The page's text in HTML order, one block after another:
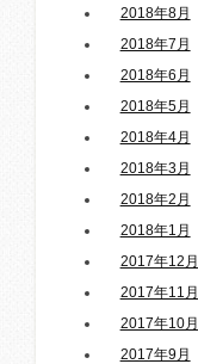
2018年8月
2018年7月
2018年6月
2018年5月
2018年4月
2018年3月
2018年2月
2018年1月
2017年12月
2017年11月
2017年10月
2017年9月